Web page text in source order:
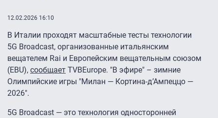
12.02.2026 16:10
В Италии проходят масштабные тесты технологии
5G Broadcast, организованные итальянским
вещателем Rai и Европейским вещательным союзом
(EBU), сообщает TVBEurope. "В эфире" – зимние
Олимпийские игры "Милан — Кортина-д’Ампеццо —
2026″.
5G Broadcast — это технология односторонней